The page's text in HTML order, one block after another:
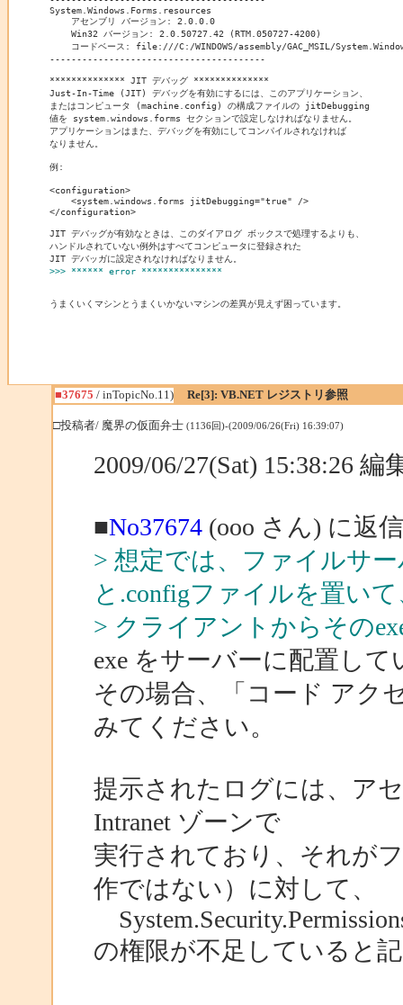
System.Windows.Forms.resources
    アセンブリ バージョン: 2.0.0.0
    Win32 バージョン: 2.0.50727.42 (RTM.050727-4200)
コードベース: file:///C:/WINDOWS/assembly/GAC_MSIL/
----------------------------------------
************** JIT デバッグ **************
Just-In-Time (JIT) デバッグを有効にするには、このアプリケーション、
またはコンピュータ (machine.config) の構成ファイルの jitDebugging
値を system.windows.forms セクションで設定しなければなりません。
アプリケーションはまた、デバッグを有効にしてコンパイルされなければ
なりません。
例:
<configuration>
    <system.windows.forms jitDebugging="true" />
</configuration>
JIT デバッグが有効なときは、このダイアログ ボックスで処理するよりも、
ハンドルされていない例外はすべてコンピュータに登録された
>>> ****** error ***************
うまくいくマシンとうまくいかないマシンの差異が見えず困っています。
■37675 / inTopicNo.11) Re[3]: VB.NET レジストリ参照
□投稿者/ 魔界の仮面弁士 (1136回)-(2009/06/26(Fri) 16:39:07)
2009/06/27(Sat) 15:38:26 編
■No37674(ooo さん) に返信
> 想定では、ファイルサ
と.configファイルを置いて
> クライアントからその
exe をサーバーに配置し
その場合、「コード アク
みてください。
提示されたログには、ア
Intranet ゾーンで
実行されており、それが
作ではない）に対して、
の権限が不足していると